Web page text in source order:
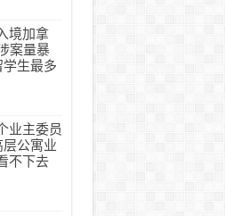
境加拿
案量暴
生最多
业主委员
公寓业
不下去